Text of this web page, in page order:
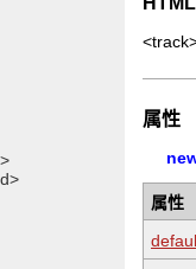
属性
属性